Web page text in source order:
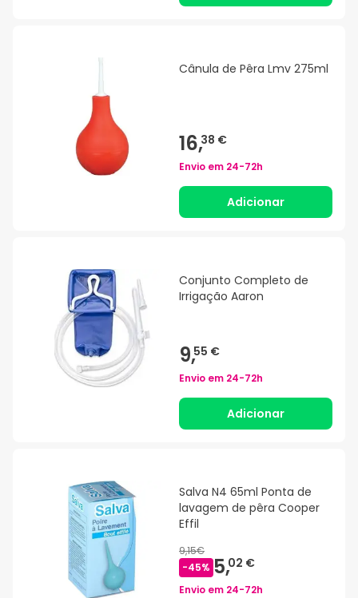
Cânula de Pêra Lmv 275ml
16,38 €
Envio em 24-72h
Adicionar
Conjunto Completo de
Irrigação Aaron
9,55 €
Envio em 24-72h
Adicionar
Salva N4 65ml Ponta de
lavagem de pêra Cooper
Effil
9,15€
-45% 5,02 €
Envio em 24-72h